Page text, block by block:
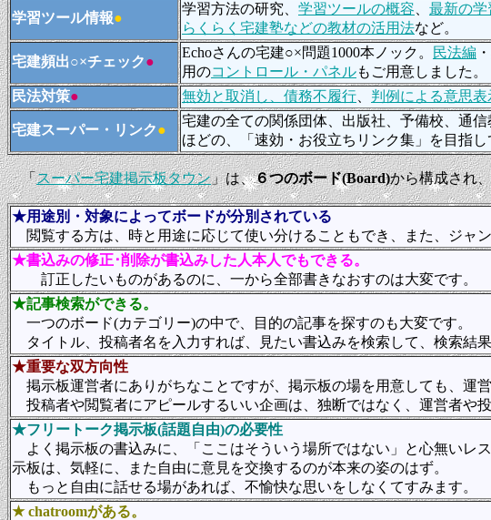
学習ツール情報●
学習方法の研究、 学習ツールの概容 最新の学
らくらく宅建塾などの教材の活用法など。
宅建頻出○×チェック●
Echoさんの宅建○×問題1000本ノック。 民法編 ・
用のコントロール・パネルもご用意しました。
民法対策● 無効と取消し、債務不履行 判例による意思表
宅建スーパー・リンク●
宅建の全ての関係団体、出版社、予備校、通
ほどの、「速効・お役立ちリンク集」を目指し
「スーパー宅建掲示板タウン」は、６つのボード(Board)から構成され
★用途別・対象によってボードが分別されている
閲覧する方は、時と用途に応じて使い分けることもでき、また、ジャ
★書込みの修正･削除が書込みした人本人でもできる。
訂正したいものがあるのに、一から全部書きなおすのは大変です。
★記事検索ができる。
一つのボード(カテゴリー)の中で、目的の記事を探すのも大変です。
タイトル、投稿者名を入力すれば、見たい書込みを検索して、検索結
★重要な双方向性
掲示板運営者にありがちなことですが、掲示板の場を用意しても、運
投稿者や閲覧者にアピールするいい企画は、独断ではなく、運営者や
★フリートーク掲示板(話題自由)の必要性
よく掲示板の書込みに、「ここはそういう場所ではない」と心無いレ
示板は、気軽に、また自由に意見を交換するのが本来の姿のはず。
もっと自由に話せる場があれば、不愉快な思いをしなくてすみます。
★ chatroomがある。